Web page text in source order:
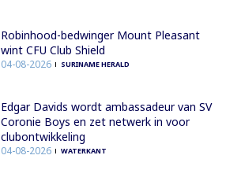
Robinhood-bedwinger Mount Pleasant
wint CFU Club Shield
04-08-2026 SURINAME HERALD
Edgar Davids wordt ambassadeur van SV
Coronie Boys en zet netwerk in voor
clubontwikkeling
04-08-2026 WATERKANT